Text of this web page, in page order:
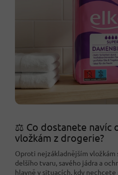
⚖️ Co dostanete navíc
vložkám z drogerie?
Oproti nejzákladnějším vložkám
delšího tvaru, savého jádra a
hlavně v situacích, kdy